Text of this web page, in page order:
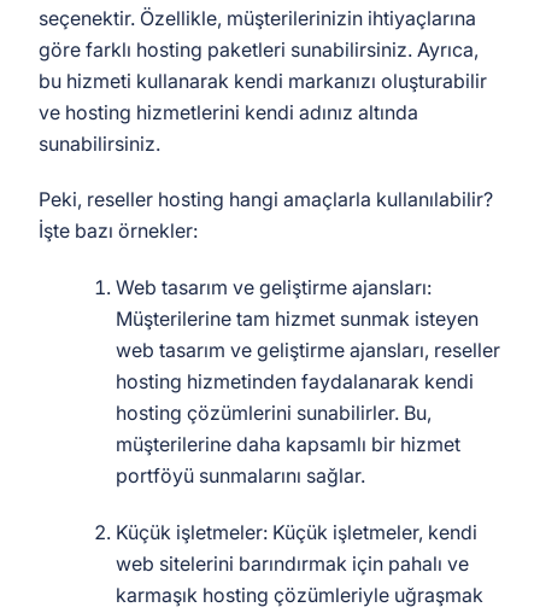
seçenektir. Özellikle, müşterilerinizin ihtiyaçlarına
göre farklı hosting paketleri sunabilirsiniz. Ayrıca,
bu hizmeti kullanarak kendi markanızı oluşturabilir
ve hosting hizmetlerini kendi adınız altında
sunabilirsiniz.
Peki, reseller hosting hangi amaçlarla kullanılabilir?
İşte bazı örnekler:
Web tasarım ve geliştirme ajansları:
Müşterilerine tam hizmet sunmak isteyen
web tasarım ve geliştirme ajansları, reseller
hosting hizmetinden faydalanarak kendi
hosting çözümlerini sunabilirler. Bu,
müşterilerine daha kapsamlı bir hizmet
portföyü sunmalarını sağlar.
Küçük işletmeler: Küçük işletmeler, kendi
web sitelerini barındırmak için pahalı ve
karmaşık hosting çözümleriyle uğraşmak